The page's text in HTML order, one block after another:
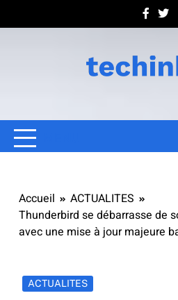
to
Accueil
ACTUALITES
Thunderbird se débarrasse de
avec une mise à jour majeure
ACTUALITES